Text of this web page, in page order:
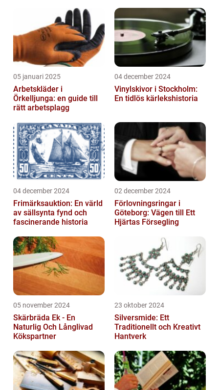
05 januari 2025
Arbetskläder i
Örkelljunga: en guide till
rätt arbetsplagg
04 december 2024
Vinylskivor i Stockholm:
En tidlös kärlekshistoria
04 december 2024
Frimärksauktion: En värld
av sällsynta fynd och
fascinerande historia
02 december 2024
Förlovningsringar i
Göteborg: Vägen till Ett
Hjärtas Försegling
05 november 2024
Skärbräda Ek - En
Naturlig Och Långlivad
Kökspartner
23 oktober 2024
Silversmide: Ett
Traditionellt och Kreativt
Hantverk